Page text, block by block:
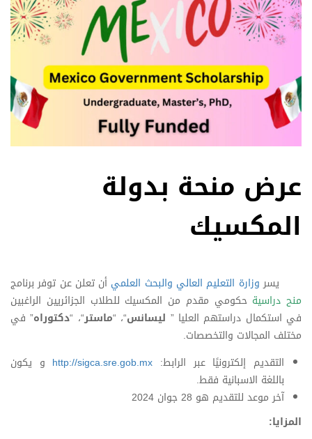
عرض منحة بدولة
المكسيك
يسروزارة التعليم العالي والبحث العلمي أن تعلن عن توفر برنامج
منح دراسية حكومي مقدم من المكسيك للطلاب الجزائريين الراغبين
في استكمال دراستهم العليا ” ليسانس“، “ماستر“، “دكتوراه” في
مختلف المجالات والتخصصات.
التقديم إلكترونيًا عبر الرابط: http://sigca.sre.gob.mx و يكون
باللغة الاسبانية فقط.
آخر موعد للتقديم هو 28 جوان 2024
المزايا: